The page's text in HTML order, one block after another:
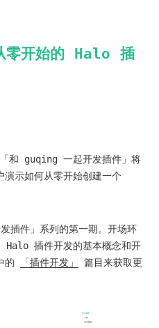
开始的 Halo 插
和 guqing 一起开发插件」将
演示如何从零开始创建一个
插件」系列的第一期。开场环
插件开发的基本概念和开
的
「插件开发」
篇目来获取更